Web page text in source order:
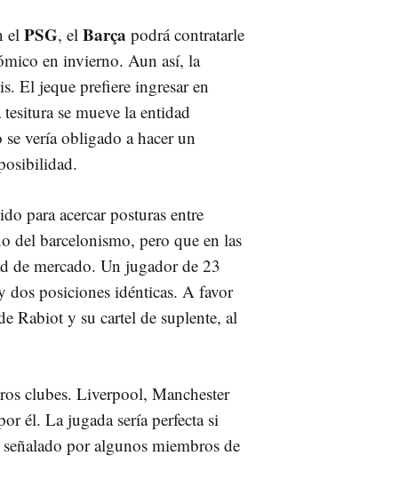
el PSG, el Barça podrá contratarle
en invierno. Aun así, la
El jeque prefiere ingresar en
se mueve la entidad
vería obligado a hacer un
para acercar posturas entre
del barcelonismo, pero que en las
de mercado. Un jugador de 23
dos posiciones idénticas. A favor
Rabiot y su cartel de suplente, al
clubes. Liverpool, Manchester
él. La jugada sería perfecta si
por algunos miembros de